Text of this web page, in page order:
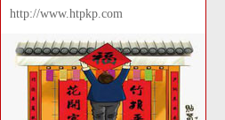
http://www.htpkp.com